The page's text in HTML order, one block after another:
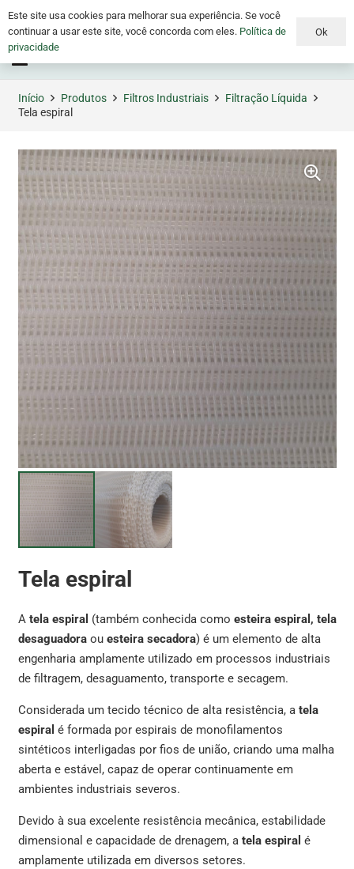
Início Produtos Filtros Industriais
Filtração Líquida
Tela espiral
Tela espiral
A tela espiral (também conhecida como esteira espiral, tela
desaguadoraou esteira secadora) é um elemento de alta
engenharia amplamente utilizado em processos industriais
de filtragem, desaguamento, transporte e secagem.
Considerada um tecido técnico de alta resistência, atela
espiral é formada por espirais de monofilamentos
sintéticos interligadas por fios de união, criando uma malha
aberta e estável, capaz de operar continuamente em
ambientes industriais severos.
Devido à sua excelente resistência mecânica, estabilidade
dimensional e capacidade de drenagem, a tela espiral é
amplamente utilizada em diversos setores.
Este site usa cookies para melhorar sua experiência. Se você
continuar a usar este site, você concorda com eles. Política de
privacidade
Ok